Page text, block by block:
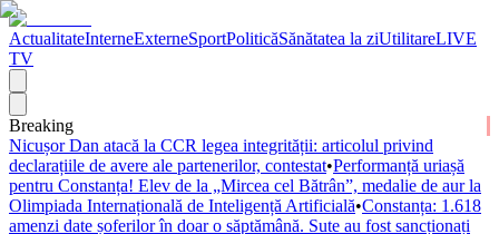
ActualitateInterneExterneSportPoliticăSănătatea la ziUtilitareLIVE
TV
Breaking
Nicușor Dan atacă la CCR legea integrității: articolul privind
declarațiile de avere ale partenerilor, contestat•Performanță uriașă
pentru Constanța! Elev de la „Mircea cel Bătrân”, medalie de aur la
Olimpiada Internațională de Inteligență Artificială•Constanța: 1.618
amenzi date șoferilor în doar o săptămână. Sute au fost sancționați